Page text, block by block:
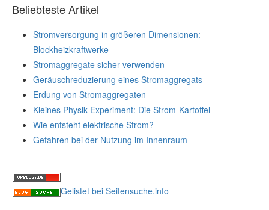
Beliebteste Artikel
Stromversorgung in größeren Dimensionen:
Blockheizkraftwerke
Stromaggregate sicher verwenden
Geräuschreduzierung eines Stromaggregats
Erdung von Stromaggregaten
Kleines Physik-Experiment: Die Strom-Kartoffel
Wie entsteht elektrische Strom?
Gefahren bei der Nutzung im Innenraum
Gelistet bei Seitensuche.info